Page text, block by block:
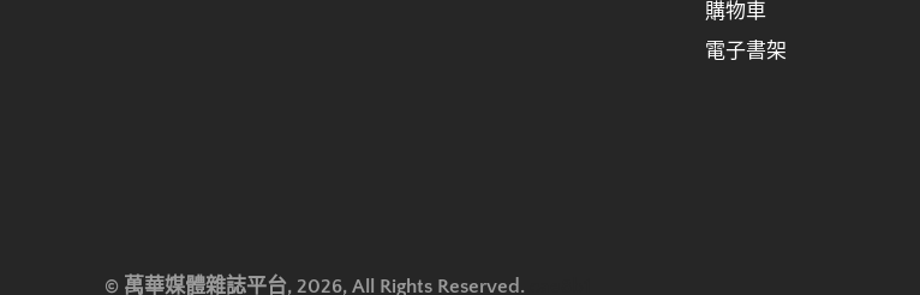
購物車
電子書架
© 萬華媒體雜誌平台, 2026, All Rights Reserved.